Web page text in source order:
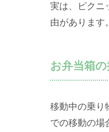
実は、ピクニ
由があります
お弁当箱
移動中の乗り
での移動の場